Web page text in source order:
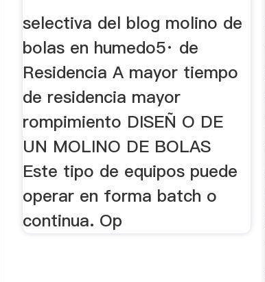
selectiva del blog molino de
bolas en humedo5· de
Residencia A mayor tiempo
de residencia mayor
rompimiento DISEÑ O DE
UN MOLINO DE BOLAS
Este tipo de equipos puede
operar en forma batch o
continua. Op